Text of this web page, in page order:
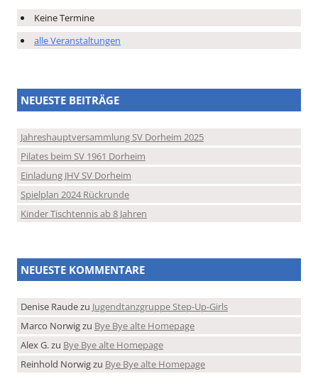
Keine Termine
alle Veranstaltungen
NEUESTE BEITRÄGE
Jahreshauptversammlung SV Dorheim 2025
Pilates beim SV 1961 Dorheim
Einladung JHV SV Dorheim
Spielplan 2024 Rückrunde
Kinder Tischtennis ab 8 Jahren
NEUESTE KOMMENTARE
Denise Raudezu Jugendtanzgruppe Step-Up-Girls
Marco Norwigzu Bye Bye alte Homepage
Alex G.zu Bye Bye alte Homepage
Reinhold Norwigzu Bye Bye alte Homepage